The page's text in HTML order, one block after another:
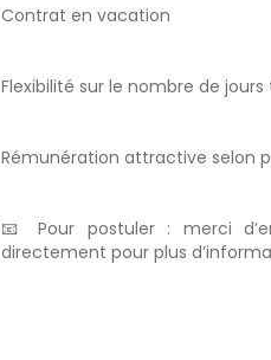
Contrat en vacation
Flexibilité sur le nombre de
Rémunération attractive selon
📧 Pour postuler : merci
directement pour plus